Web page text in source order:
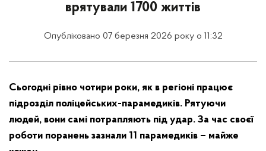
врятували 1700 життів
Опубліковано 07 березня 2026 року о 11:32
Сьогодні рівно чотири роки, як в регіоні працює
підрозділ поліцейських-парамедиків. Рятуючи
людей, вони самі потрапляють під удар. За час своєї
роботи поранень зазнали 11 парамедиків – майже